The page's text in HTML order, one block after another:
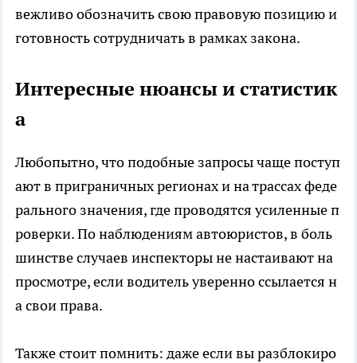
вежливо обозначить свою правовую позицию и
готовность сотрудничать в рамках закона.
Интересные нюансы и статистик
а
Любопытно, что подобные запросы чаще поступ
ают в приграничных регионах и на трассах феде
рального значения, где проводятся усиленные п
роверки. По наблюдениям автоюристов, в боль
шинстве случаев инспекторы не настаивают на
просмотре, если водитель уверенно ссылается н
а свои права.
Также стоит помнить: даже если вы разблокиро